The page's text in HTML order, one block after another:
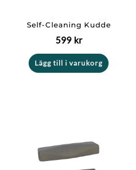
Self-Cleaning Kudde
599 kr
Lägg till i varukorg